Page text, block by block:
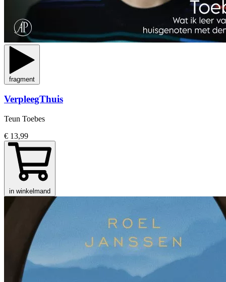
fragment
VerpleegThuis
Teun Toebes
€ 13,99
in winkelmand